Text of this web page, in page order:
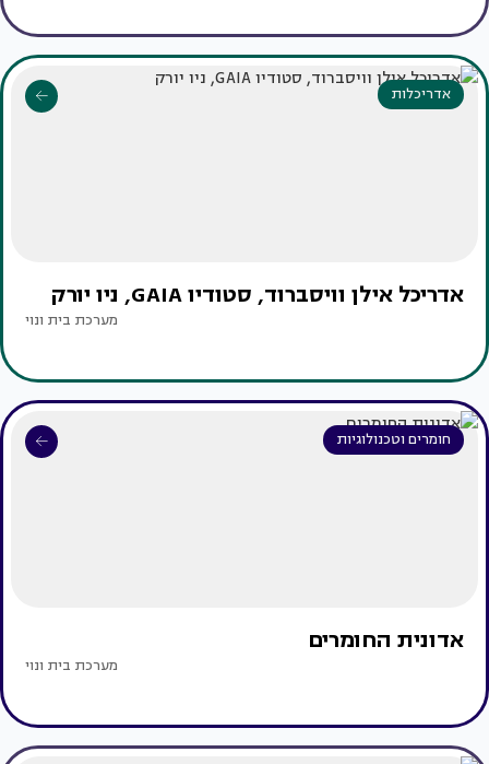
אדריכלות
אדריכל אילן וויסברוד, סטודיו GAIA, ניו יורק
מערכת בית ונוי
חומרים וטכנולוגיות
אדונית החומרים
מערכת בית ונוי